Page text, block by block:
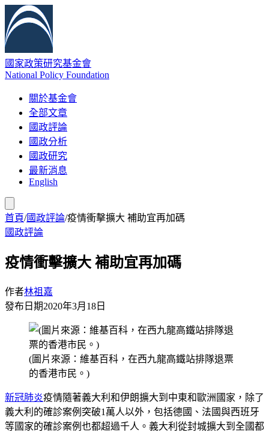
國家政策研究基金會
National Policy Foundation
關於基金會
全部文章
國政評論
國政分析
國政研究
最新消息
English
首頁/國政評論/疫情衝擊擴大 補助宜再加碼
國政評論
疫情衝擊擴大 補助宜再加碼
作者林祖嘉
發布日期2020年3月18日
(圖片來源：維基百科，在西九龍高鐵站排隊退票
的香港市民。)
新冠肺炎疫情隨著義大利和伊朗擴大到中東和歐洲國家，除了
義大利的確診案例突破1萬人以外，包括德國、法國與西班牙
等國家的確診案例也都超過千人。義大利從封城擴大到全國都